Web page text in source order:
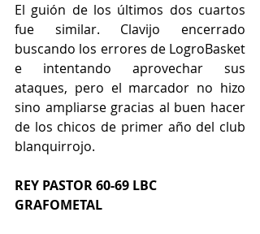
El guión de los últimos dos cuartos
fue similar. Clavijo encerrado
buscando los errores de LogroBasket
e intentando aprovechar sus
ataques, pero el marcador no hizo
sino ampliarse gracias al buen hacer
de los chicos de primer año del club
blanquirrojo.
REY PASTOR 60-69 LBC
GRAFOMETAL